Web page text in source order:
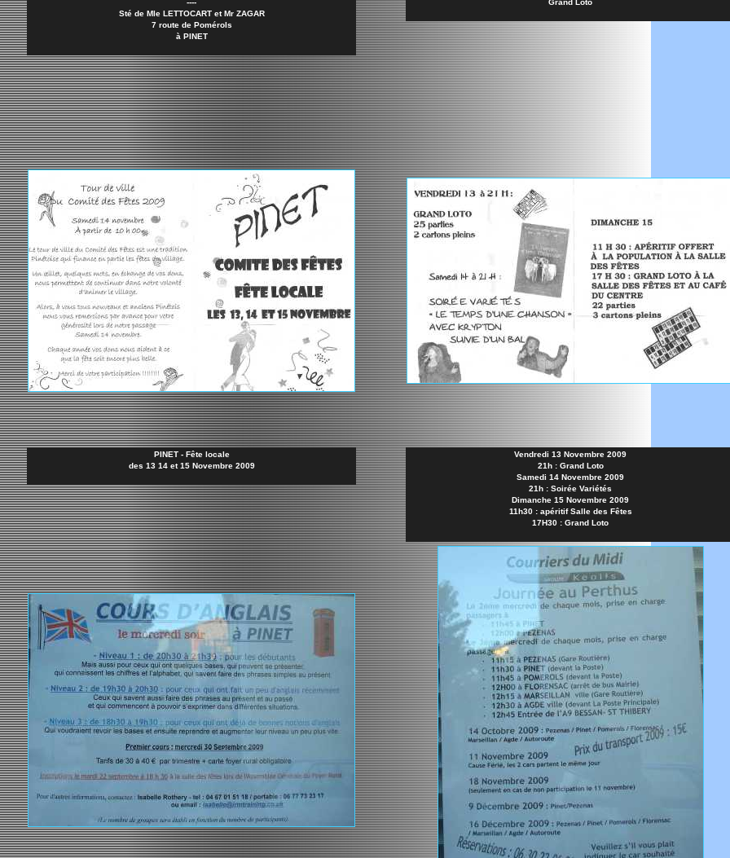
----
Sté de Mle LETTOCART et Mr ZAGAR
7 route de Pomérols
à PINET
Grand Loto
PINET - Fête locale
des 13 14 et 15 Novembre 2009
Vendredi 13 Novembre 2009
21h : Grand Loto
Samedi 14 Novembre 2009
21h : Soirée Variétés
Dimanche 15 Novembre 2009
11h30 : apéritif Salle des Fêtes
17H30 : Grand Loto